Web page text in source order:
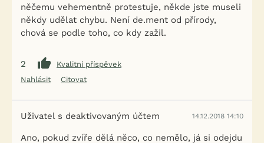
něčemu vehementně protestuje, někde jste museli
někdy udělat chybu. Není de.ment od přírody,
chová se podle toho, co kdy zažil.
2
Kvalitní příspěvek
Nahlásit
Citovat
Uživatel s deaktivovaným účtem 14.12.2018 14:10
Ano, pokud zvíře dělá něco, co nemělo, já si odejdu